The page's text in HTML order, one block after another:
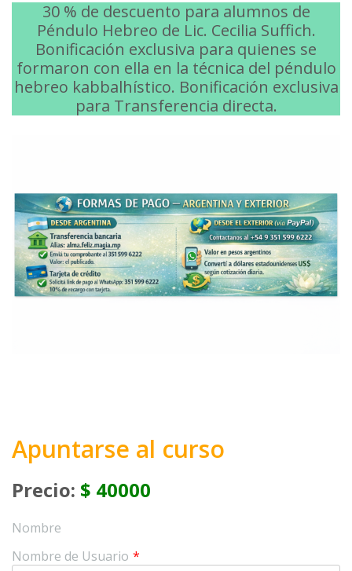
30 % de descuento para alumnos de
Péndulo Hebreo de Lic. Cecilia Suffich.
Bonificación exclusiva para quienes se
formaron con ella en la técnica del péndulo
hebreo kabbalhístico. Bonificación exclusiva
para Transferencia directa.
Apuntarse al curso
Precio: $ 40000
Nombre
Nombre de Usuario *